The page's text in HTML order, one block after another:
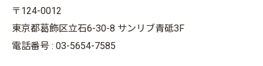
〒124-0012
東京都葛飾区立石6-30-8 サンリブ青砥3F
電話番号 : 03-5654-7585